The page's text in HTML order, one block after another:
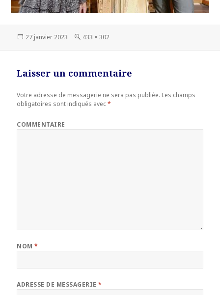
Publié
27 janvier 2023
Taille
433 × 302
Laisser un commentaire
Votre adresse de messagerie ne sera pas publiée. Les champs
obligatoires sont indiqués avec*
COMMENTAIRE
NOM*
ADRESSE DE MESSAGERIE*